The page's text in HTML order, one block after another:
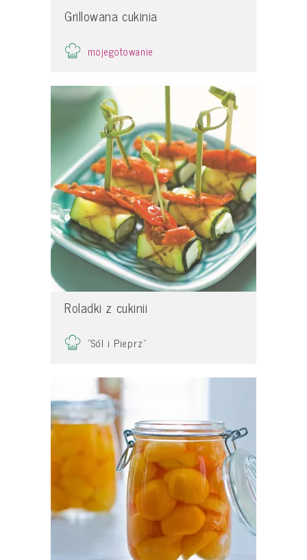
Grillowana cukinia
mojegotowanie
Roladki z cukinii
"Sól i Pieprz"